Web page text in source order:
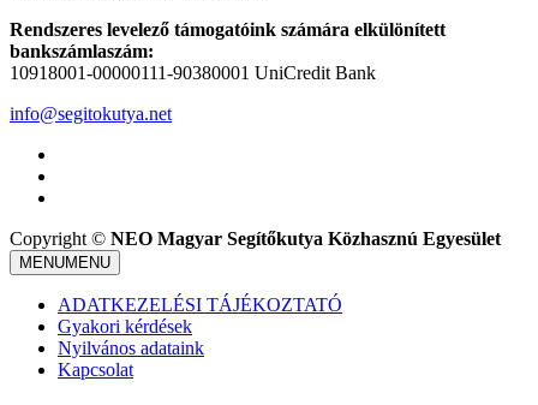
Rendszeres levelező támogatóink számára elkülönített
bankszámlaszám:
10918001-00000111-90380001 UniCredit Bank
info@segitokutya.net
Copyright © NEO Magyar Segítőkutya Közhasznú Egyesület
MENUMENU
ADATKEZELÉSI TÁJÉKOZTATÓ
Gyakori kérdések
Nyilvános adataink
Kapcsolat